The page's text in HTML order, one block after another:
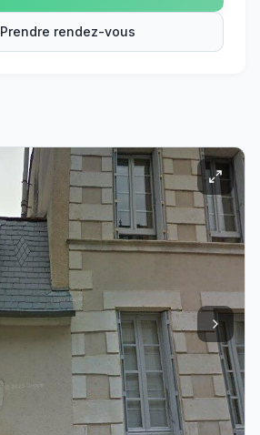
Prendre rendez-vous